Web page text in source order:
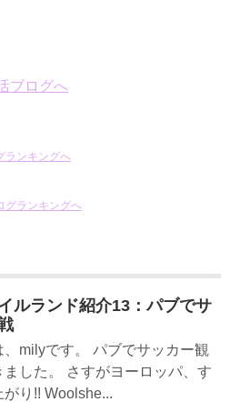
ランキングへ
グランキングへ
ルランド紹介13：パブでサ
、milyです。 パブでサッカー観
ました。 さすがヨーロッパ、す
がり!! Woolshe...